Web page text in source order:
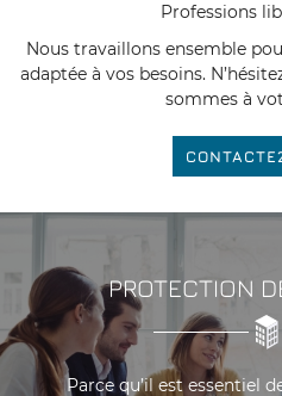
Professions
Nous travaillons ensemble
adaptée à vos besoins.
sommes à
PROTECTION
Parce qu’il est essentiel